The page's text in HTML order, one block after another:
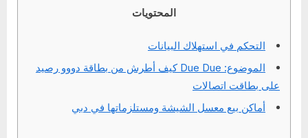
المحتويات
التحكم في استهلاك البيانات
الموضوع: Due Due كيف أطرش من بطاقة دووو رصيد
على بطاقت اتصالات
أماكن بيع معسل الشيشة ومستلزماتها في دبي